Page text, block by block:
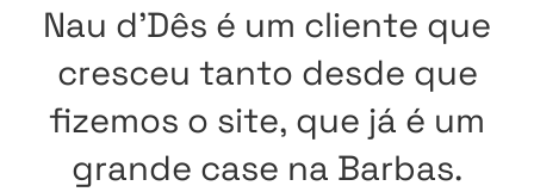
Nau d’Dês é um cliente que
cresceu tanto desde que
fizemos o site, que já é um
grande case na Barbas.